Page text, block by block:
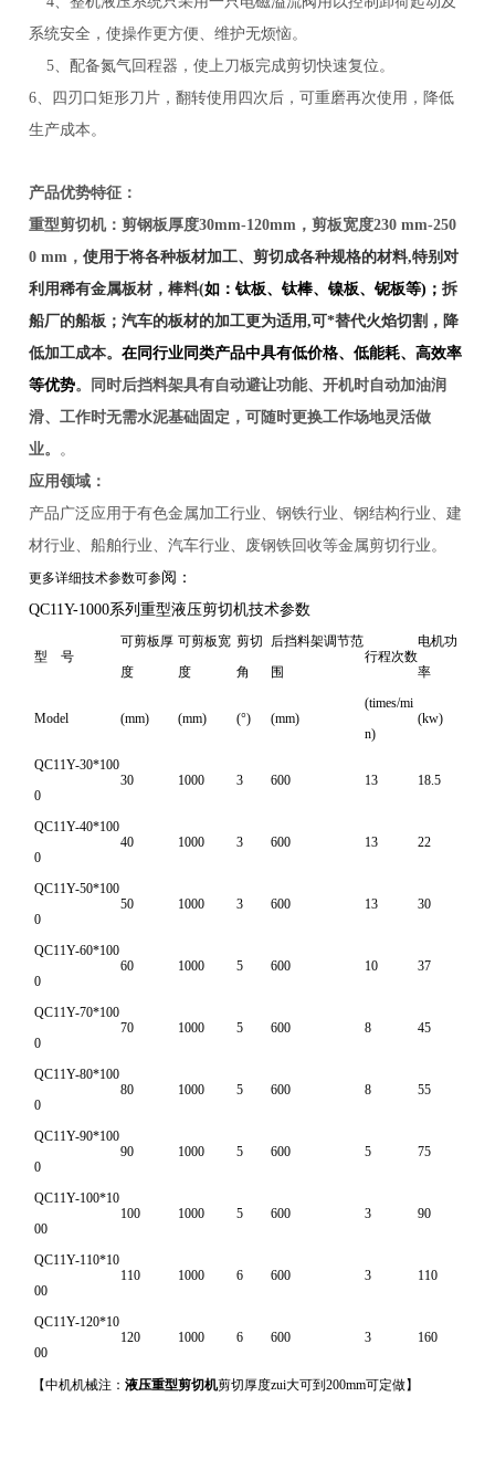
系统安全，使操作更方便、维护无烦恼。
5、配备氮气回程器，使上刀板完成剪切快速复位。
6、四刃口矩形刀片，翻转使用四次后，可重磨再次使用，降低
生产成本。
产品优势特征：
重型剪切机：剪钢板厚度30mm-120mm，剪板宽度230 mm-250
0 mm，使用于将各种板材加工、剪切成各种规格的材料,特别对
利用稀有金属板材 ，棒料(如：钛板、钛棒、镍板、铌板等) ；拆
船厂的船板；汽车的板材的加工更为适用,可*替代火焰切割，降
低加工成本。在 同行业 同类产品中具有低价格、低能耗、高效率
等优势。同时后挡料架具有自动避让功能、开机时自动加油润
滑、工作时无需水泥基础固定，可随时更换工作场地灵活做
业。
。
应用领域：
产品广泛应用于有色金属加工行业、钢铁行业、钢结构行业、建
材行业、船舶行业、汽车行业、废钢铁回收等金属剪切行业。
更多详细技术参数可参阅：
QC11Y-1000系列重型液压剪切机技术参数
型 号
可剪板厚
度
可剪板宽
度
剪切
角
后挡料架调节范
围
行程次数
电机功
率
Model (mm) (mm) (°) (mm)
(times/mi
n)
(kw)
QC11Y-30*100
0
30 1000 3 600 13 18.5
QC11Y-40*100
0
40 1000 3 600 13 22
QC11Y-50*100
0
50 1000 3 600 13 30
QC11Y-60*100
0
60 1000 5 600 10 37
QC11Y-70*100
0
70 1000 5 600 8 45
QC11Y-80*100
0
80 1000 5 600 8 55
QC11Y-90*100
0
90 1000 5 600 5 75
QC11Y-100*10
00
100 1000 5 600 3 90
QC11Y-110*10
00
110 1000 6 600 3 110
QC11Y-120*10
00
120 1000 6 600 3 160
【中机机械注：液压重型剪切机剪切厚度zui大可到200mm可定做】